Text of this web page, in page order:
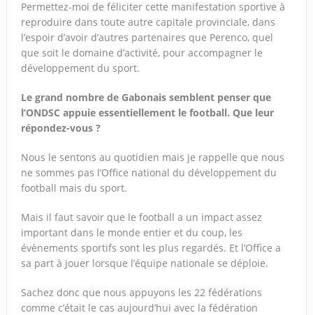
Permettez-moi de féliciter cette manifestation sportive à
reproduire dans toute autre capitale provinciale, dans
l’espoir d’avoir d’autres partenaires que Perenco, quel
que soit le domaine d’activité, pour accompagner le
développement du sport.
Le grand nombre de Gabonais semblent penser que
l’ONDSC appuie essentiellement le football. Que leur
répondez-vous ?
Nous le sentons au quotidien mais je rappelle que nous
ne sommes pas l’Office national du développement du
football mais du sport.
Mais il faut savoir que le football a un impact assez
important dans le monde entier et du coup, les
évènements sportifs sont les plus regardés. Et l’Office a
sa part à jouer lorsque l’équipe nationale se déploie.
Sachez donc que nous appuyons les 22 fédérations
comme c’était le cas aujourd’hui avec la fédération